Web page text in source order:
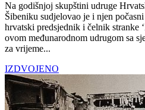
Na godišnjoj skupštini udruge
Šibeniku sudjelovao je i njen
hrvatski predsjednik i čelnik stranke
ovom međunarodnom udrugom sa
za vrijeme...
IZDVOJENO